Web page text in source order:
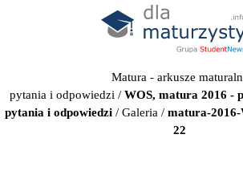
Matura - arkusze
pytania i odpowiedzi / WOS, matura 2016 -
pytania i odpowiedzi / Galeria / matura-
22